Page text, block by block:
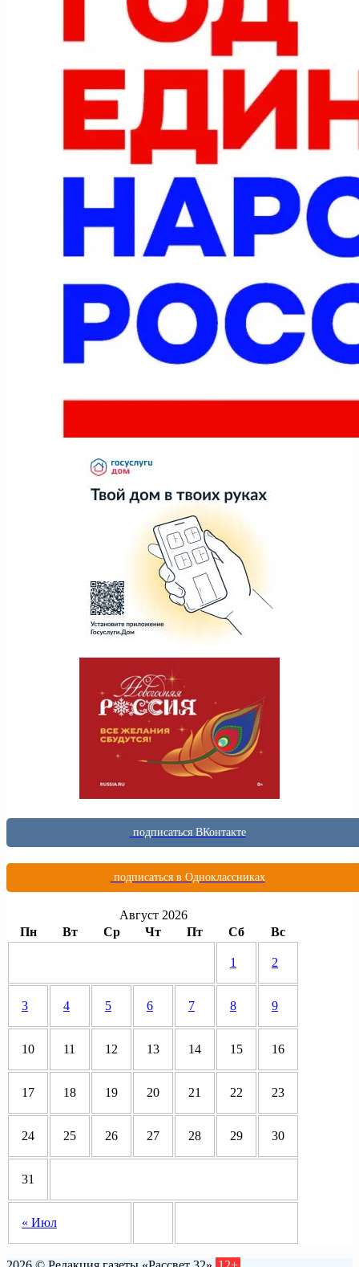
подписаться ВКонтакте
подписаться в Одноклассниках
Август 2026
Пн
Вт Ср Чт Пт Сб Вс
« Июл
1 2
3 4 5 6 7 8 9
10 11 12 13 14 15 16
17 18 19 20 21 22 23
24 25 26 27 28 29 30
31